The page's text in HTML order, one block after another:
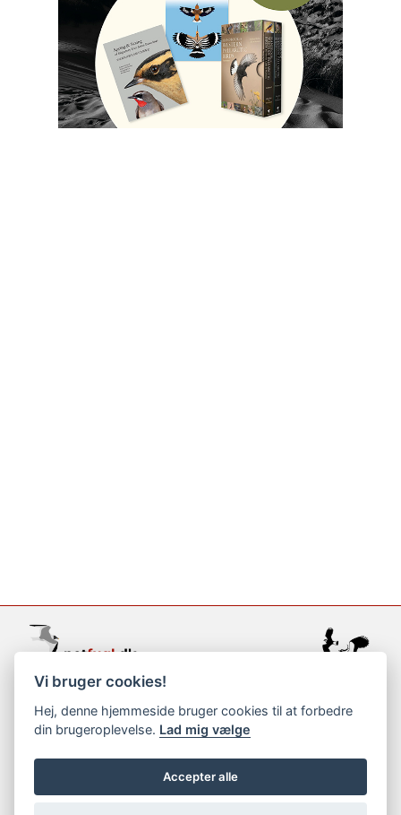
support@netfugl.dk
copyright © 2002-2023
Vi bruger cookies!
Hej, denne hjemmeside bruger cookies til at forbedre
din brugeroplevelse. Lad mig vælge
Accepter alle